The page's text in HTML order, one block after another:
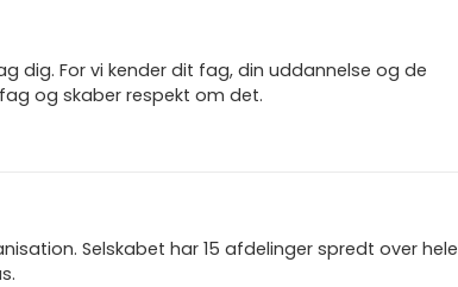
dig. For vi kender dit fag, din uddannelse og de
og skaber respekt om det.
Selskabet har 15 afdelinger spredt over hele